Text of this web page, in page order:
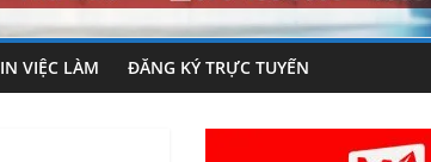
VIỆC LÀM ĐĂNG KÝ TRỰC TUYẾN